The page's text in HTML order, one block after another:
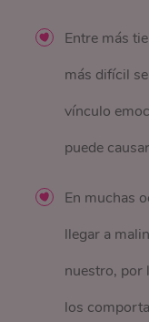
Entre más
más difícil
vínculo
puede
En muchas
llegar a
nuestro, por
los